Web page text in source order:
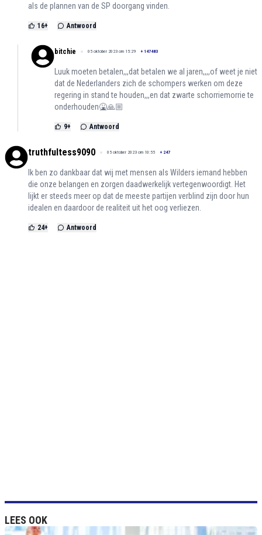
als de plannen van de SP doorgang vinden.
16+ Antwoord
bitchie 05 oktober 2023 om 15:29 + 147483
Luuk moeten betalen,,,dat betalen we al jaren,,,,of weet je niet
dat de Nederlanders zich de schompers werken om deze
regering in stand te houden,,,en dat zwarte schorriemorrie te
onderhouden🤮🙏🏼
9+ Antwoord
truthfultess9090 05 oktober 2023 om 10:55 + 247
Ik ben zo dankbaar dat wij met mensen als Wilders iemand hebben
die onze belangen en zorgen daadwerkelijk vertegenwoordigt. Het
lijkt er steeds meer op dat de meeste partijen verblind zijn door hun
idealen en daardoor de realiteit uit het oog verliezen.
24+ Antwoord
LEES OOK